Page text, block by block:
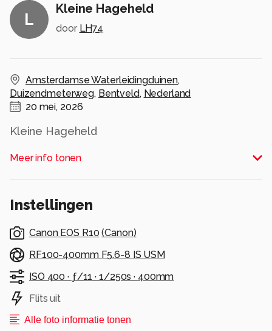
L
Kleine Hageheld
door LH74
Amsterdamse Waterleidingduinen,
Duizendmeterweg, Bentveld, Nederland
20 mei, 2026
Kleine Hageheld
Alle rechten voorbehouden
Meer info tonen
Instellingen
Canon EOS R10 (Canon)
RF100-400mm F5.6-8 IS USM
ISO 400 · ƒ/11 · 1/250s · 400mm
Flits uit
Alle foto informatie tonen